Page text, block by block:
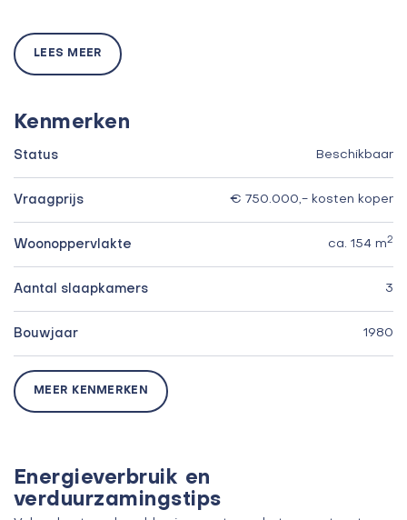
LEES MEER
Kenmerken
Status Beschikbaar
Vraagprijs € 750.000,- kosten koper
Woonoppervlakte ca. 154 m2
Aantal slaapkamers 3
Bouwjaar 1980
MEER KENMERKEN
Energieverbruik en
verduurzamingstips